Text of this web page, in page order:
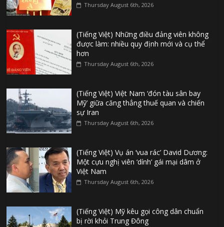
Thursday August 6th, 2026
(Tiếng Việt) Những điều đảng viên không
được làm: nhiều quy định mới và cụ thể
hơn
Thursday August 6th, 2026
(Tiếng Việt) Việt Nam ‘đón tàu sân bay
Mỹ’ giữa căng thẳng thuế quan và chiến
sự Iran
Thursday August 6th, 2026
(Tiếng Việt) Vụ án ‘vua rác’ David Dương:
Một cựu nghị viên ‘dính’ gái mại dâm ở
Việt Nam
Thursday August 6th, 2026
(Tiếng Việt) Mỹ kêu gọi công dân chuẩn
bị rời khỏi Trung Đông